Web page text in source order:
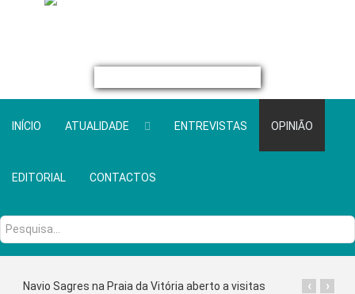
INÍCIO ATUALIDADE ENTREVISTAS OPINIÃO
EDITORIAL CONTACTOS
Pesquisa...
Navio Sagres na Praia da Vitória aberto a visitas ›
‹